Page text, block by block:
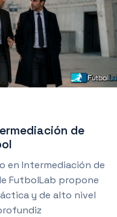
de
en Intermediación de
FutbolLab propone
y de alto nivel